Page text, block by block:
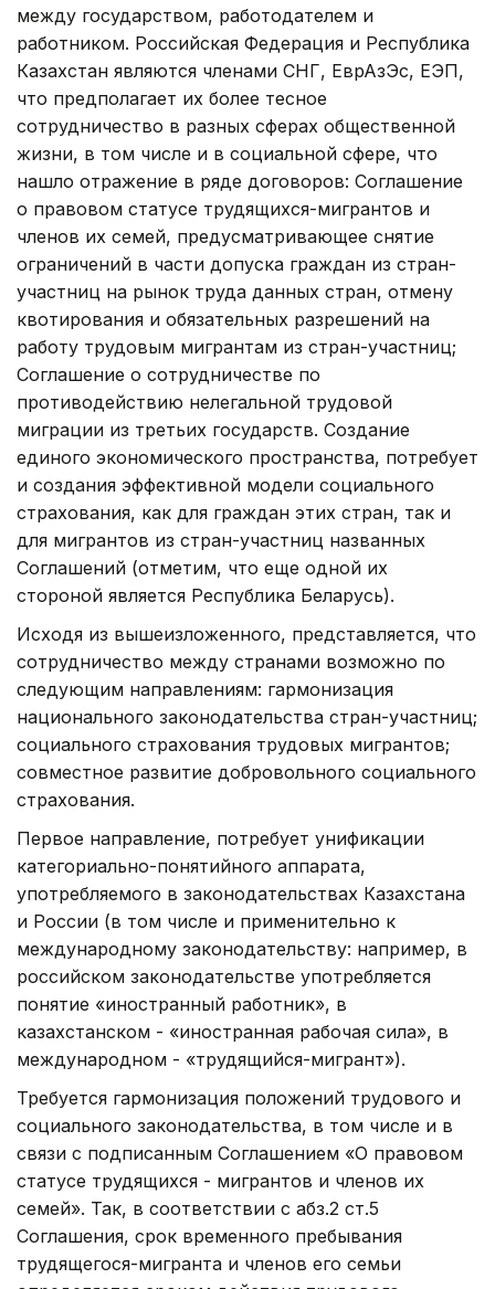
между государством, работодателем и
работником. Российская Федерация и Республика
Казахстан являются членами СНГ, ЕврАзЭс, ЕЭП,
что предполагает их более тесное
сотрудничество в разных сферах общественной
жизни, в том числе и в социальной сфере, что
нашло отражение в ряде договоров: Соглашение
о правовом статусе трудящихся-мигрантов и
членов их семей, предусматривающее снятие
ограничений в части допуска граждан из стран-
участниц на рынок труда данных стран, отмену
квотирования и обязательных разрешений на
работу трудовым мигрантам из стран-участниц;
Соглашение о сотрудничестве по
противодействию нелегальной трудовой
миграции из третьих государств. Создание
единого экономического пространства, потребует
и создания эффективной модели социального
страхования, как для граждан этих стран, так и
для мигрантов из стран-участниц названных
Соглашений (отметим, что еще одной их
стороной является Республика Беларусь).
Исходя из вышеизложенного, представляется, что
сотрудничество между странами возможно по
следующим направлениям: гармонизация
национального законодательства стран-участниц;
социального страхования трудовых мигрантов;
совместное развитие добровольного социального
страхования.
Первое направление, потребует унификации
категориально-понятийного аппарата,
употребляемого в законодательствах Казахстана
и России (в том числе и применительно к
международному законодательству: например, в
российском законодательстве употребляется
понятие «иностранный работник», в
казахстанском - «иностранная рабочая сила», в
международном - «трудящийся-мигрант»).
Требуется гармонизация положений трудового и
социального законодательства, в том числе и в
связи с подписанным Соглашением «О правовом
статусе трудящихся - мигрантов и членов их
семей». Так, в соответствии с абз.2 ст.5
Соглашения, срок временного пребывания
трудящегося-мигранта и членов его семьи